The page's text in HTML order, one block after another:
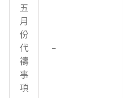
五
月
份
代
禱
事
項
–